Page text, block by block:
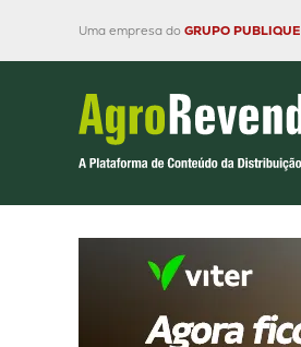
Uma empresa do GRUPO PUBLIQUE